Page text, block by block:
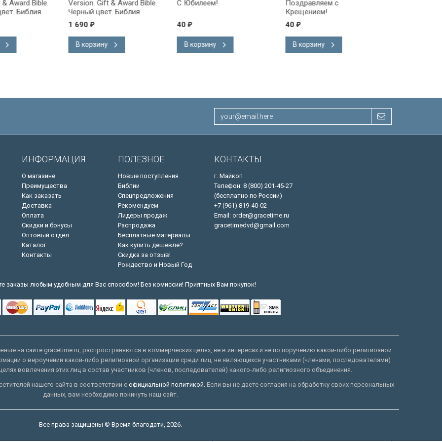
Bible.
слова
Version. Gift & Award Bible.
Черный цвет. Библия
Короля Иакова на
английском языке.
Словарь, карты, закладка,
подарочная вкладка, слова
1 690 ₽
В корзину
С Юбилеем!
В корзину
Поздравляем с
Крещением!
В корзину
ИНФОРМАЦИЯ
О магазине
Преимущества
Как заказать
Доставка
Оплата
Скидки и бонусы
Оптовый отдел
Каталог
Контакты
ПОЛЕЗНОЕ
Новые поступления
Библии
Спецпредложения
Рекомендуем
Лидеры продаж
Распродажа
Бесплатные материалы
Как купить дешевле?
Скидка за отзыв!
Рождество и Новый Год
КОНТАКТЫ
г. Майкоп
Телефон: 8 (800) 201-45-27
(бесплатно по России)
+7 (961) 819-40-02
Email: order@gracetime.ru
gracetimedvd@gmail.com
заказы любым удобным для Вас способом! Без комиссии! Приятных Вам покупок!
на сайте gracetime.ru, распространяются в коммерческих целях, не в интересах и не по поручению какой-либо религиозной
о вероучении какой-либо религиозной организации среди лиц, не являющихся участниками (членами, последователями)
вовлечения этих лиц в состав участников (членов, последователей) какого-либо религиозного объединения.
нашего сайта в соответствии с официальной политикой.Если вы не даете согласия на обработку своих персональных
данных, вам необходимо покинуть наш сайт.
Все права защищены © Время благодати, 2026.